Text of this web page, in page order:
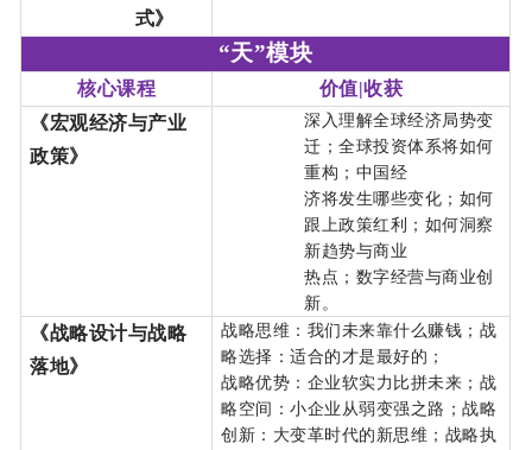
式》
“天”模块
核心课程
价值|收获
《宏观经济与产业
政策》
深入理解全球经济局势变
迁；全球投资体系将如何
重构；中国经
济将发生哪些变化；如何
跟上政策红利；如何洞察
新趋势与商业
热点；数字经营与商业创
新。
《战略设计与战略
落地》
战略思维：我们未来靠什么赚钱；战
略选择：适合的才是最好的；
战略优势：企业软实力比拼未来；战
略空间：小企业从弱变强之路；战略
创新：大变革时代的新思维；战略执